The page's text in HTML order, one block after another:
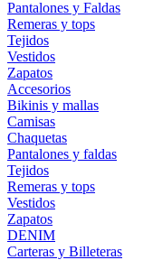
Pantalones y Faldas
Remeras y tops
Tejidos
Vestidos
Zapatos
Accesorios
Bikinis y mallas
Camisas
Chaquetas
Pantalones y faldas
Tejidos
Remeras y tops
Vestidos
Zapatos
DENIM
Carteras y Billeteras